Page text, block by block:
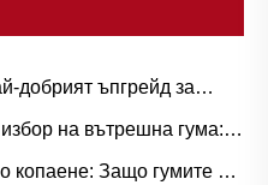
добрият ъпгрейд за
на вътрешна гума:
на сценарии
копаене: Защо гумите от